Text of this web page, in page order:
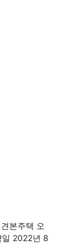
본주택 오
일 2022년 8